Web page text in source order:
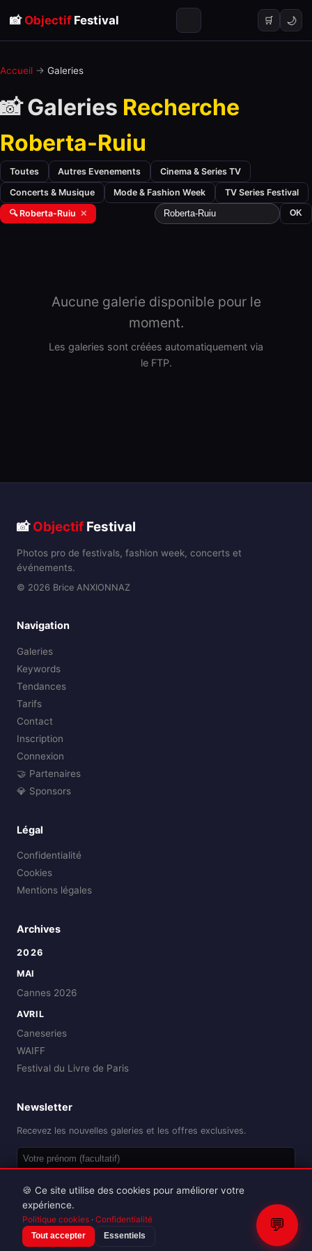
📸 ObjectifFestival 🛒 🌙
Accueil → Galeries
📸 Galeries Recherche
Roberta-Ruiu
Toutes Autres Evenements Cinema & Series TV
Concerts & Musique Mode & Fashion Week TV Series Festival
🔍 Roberta-Ruiu ✕ OK
Aucune galerie disponible pour le
moment.
Les galeries sont créées automatiquement via
le FTP.
📸Objectif Festival
Photos pro de festivals, fashion week, concerts et
événements.
© 2026 Brice ANXIONNAZ
Navigation
Galeries
Keywords
Tendances
Tarifs
Contact
Inscription
Connexion
🤝 Partenaires
💎 Sponsors
Légal
Confidentialité
Cookies
Mentions légales
Archives
2026
MAI
Cannes 2026
AVRIL
Caneseries
WAIFF
Festival du Livre de Paris
Newsletter
Recevez les nouvelles galeries et les offres exclusives.
Reproduction interdite sans autorisation.
💬
🍪 Ce site utilise des cookies pour améliorer votre
expérience.
Politique cookies · Confidentialité
Tout accepter Essentiels